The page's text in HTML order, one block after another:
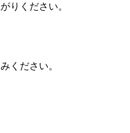
りください。
ください。